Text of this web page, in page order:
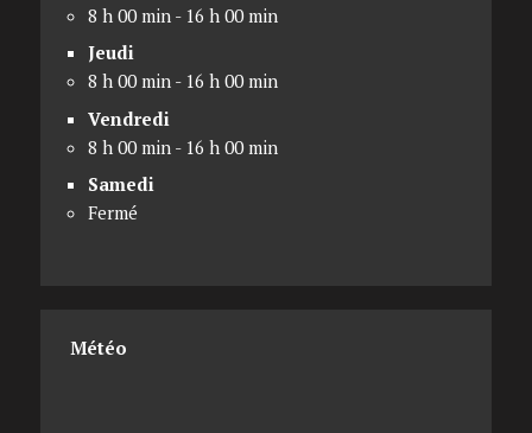
8 h 00 min - 16 h 00 min
Jeudi
8 h 00 min - 16 h 00 min
Vendredi
8 h 00 min - 16 h 00 min
Samedi
Fermé
Météo